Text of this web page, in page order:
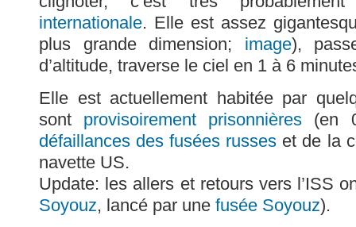
internationale. Elle est assez
plus grande dimension; image),
d’altitude, traverse le ciel en 1 à 6
Elle est actuellement habitée par
sont provisoirement prisonnières (en
défaillances des fusées russes et de la
navette US.
Update: les allers et retours vers l’ISS
Soyouz, lancé par une fusée Soyouz).